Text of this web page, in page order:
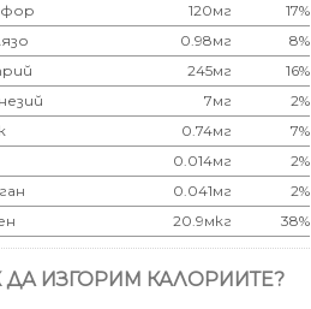
120мг
17%
0.98мг
8%
245мг
16%
7мг
2%
0.74мг
7%
0.014мг
2%
0.041мг
2%
20.9мкг 38%
ДА ИЗГОРИМ КАЛОРИИТЕ?